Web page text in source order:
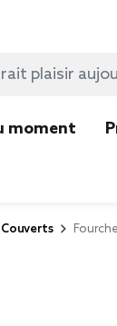
moment
Couverts